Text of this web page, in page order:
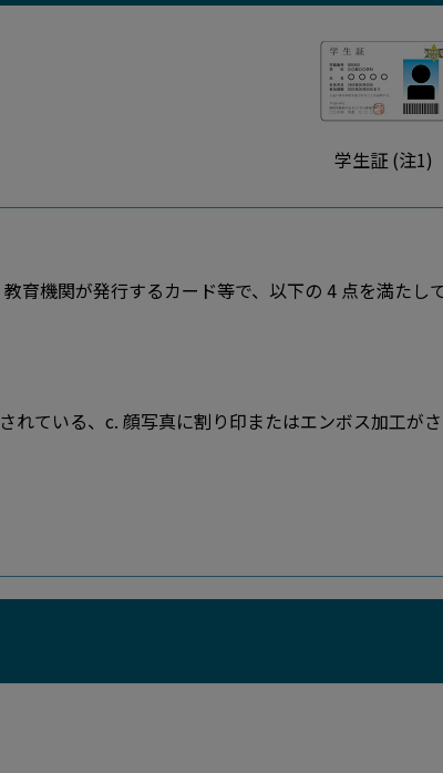
学生証 (注1)
育機関が発行するカード等で、以下の 4 点を満たし
れている、c. 顔写真に割り印またはエンボス加工が